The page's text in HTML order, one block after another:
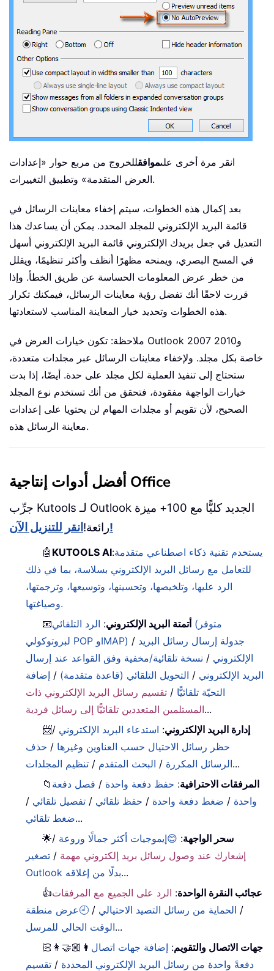
انقر مرة أخرى علىموافقللخروج من مربع حوار «إعدادات
العرض المتقدمة» وتطبيق التغييرات.
بعد إكمال هذه الخطوات، سيتم إخفاء معاينات الرسائل في
قائمة البريد الإلكتروني للمجلد المحدد. يمكن أن يساعدك هذا
التعديل في جعل بريدك الإلكتروني قائمة البريد الإلكتروني أسهل
في المسح البصري، ويمنحه مظهرًا أنظف وأكثر تنظيمًا، ويقلل
من خطر عرض المعلومات الحساسة عن طريق الخطأ. وإذا
قررت لاحقًا أنك تفضل رؤية معاينات الرسائل، فيمكنك تكرار
هذه الخطوات وتحديد خيار المعاينة المناسب لاستعادتها.
ملاحظة: تكون خيارات العرض في Outlook 2007 و2010
خاصة بكل مجلد. ولإخفاء معاينات الرسائل عبر مجلدات متعددة،
ستحتاج إلى تنفيذ العملية لكل مجلد على حدة. أيضًا، إذا بدت
خيارات الواجهة مفقودة، فتحقق من أنك تستخدم نوع المجلد
الصحيح، لأن تقويم أو مجلدات المهام لن يحتويا على إعدادات
معاينة الرسائل هذه.
أفضل أدوات إنتاجية Office
جرِّب Kutools لـ Outlook الجديد كليًّا مع 100+ ميزة
رائعة!انقر للتنزيل الآن!
🤖 KUTOOLS AI:يستخدم تقنية ذكاء اصطناعي متقدمة
للتعامل مع رسائل البريد الإلكتروني بسلاسة، بما في ذلك
الرد عليها، وتلخيصها، وتحسينها، وتوسيعها، وترجمتها،
وصياغتها.
📧
أتمتة البريد الإلكتروني: الرد التلقائي (متوفر
لبروتوكولي POP وIMAP) / جدولة إرسال رسائل البريد
الإلكتروني / نسخة تلقائية/مخفية وفق القواعد عند إرسال
البريد الإلكتروني / التحويل التلقائي (قاعدة متقدمة) / إضافة
التحيّة تلقائيًّا / تقسيم رسائل البريد الإلكتروني ذات
المستلمين المتعددين تلقائيًّا إلى رسائل فردية...
📨
إدارة البريد الإلكتروني: استدعاء البريد الإلكتروني /
حظر رسائل الاحتيال حسب العناوين وغيرها / حذف
الرسائل المكررة / البحث المتقدم / تنظيم المجلدات
...
📁
المرفقات الاحترافية: حفظ دفعة واحدة / فصل دفعة
واحدة / ضغط دفعة واحدة / حفظ تلقائي / تفصيل تلقائي /
ضغط تلقائي...
🌟
سحر الواجهة: 😊إيموجيات أكثر جمالًا وروعة /
إشعارك عند وصول رسائل بريد إلكتروني مهمة / تصغير
Outlook بدلًا من إغلاقه...
👍
عجائب النقرة الواحدة: الرد على الجميع مع المرفقات
/ الحماية من رسائل التصيد الاحتيالي / 🕘عرض منطقة
الوقت الحالي للمرسل...
👩🏼‍🤝‍👩🏻
جهات الاتصال والتقويم: إضافة جهات اتصال
دفعةً واحدة من رسائل البريد الإلكتروني المحددة / تقسيم